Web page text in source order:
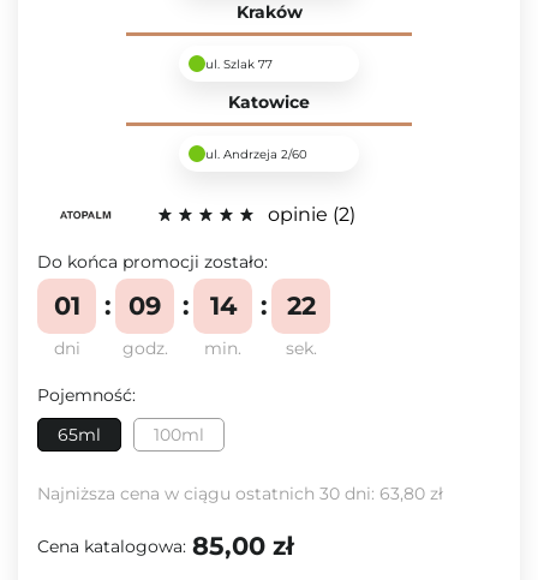
Kraków
ul. Szlak 77
Katowice
ul. Andrzeja 2/60
opinie 2
Do końca promocji zostało:
dni
01
godz.
09
min.
14
sek.
22
Pojemność:
65ml
100ml
Najniższa cena w ciągu ostatnich 30 dni: 63,80 zł
Cena katalogowa: 85,00 zł